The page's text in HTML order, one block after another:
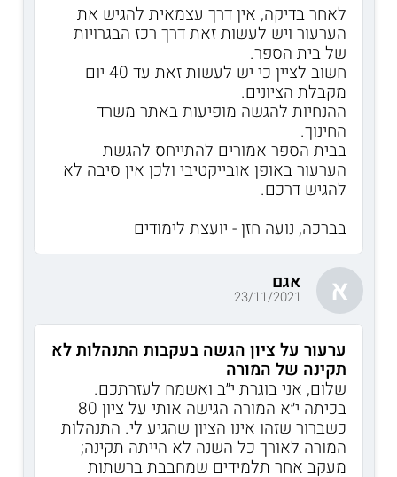
לאחר בדיקה, אין דרך עצמאית להגיש את
הערעור ויש לעשות זאת דרך רכז הבגרויות
של בית הספר.
חשוב לציין כי יש לעשות זאת עד 40 יום
מקבלת הציונים.
ההנחיות להגשה מופיעות באתר משרד
החינוך.
בבית הספר אמורים להתייחס להגשת
הערעור באופן אובייקטיבי ולכן אין סיבה לא
להגיש דרכם.
בברכה, נועה חזן - יועצת לימודים
א אגם
23/11/2021
ערעור על ציון הגשה בעקבות התנהלות לא
תקינה של המורה
שלום, אני בוגרת י״ב ואשמח לעזרתכם.
בכיתה י״א המורה הגישה אותי על ציון 80
כשברור שזהו אינו הציון שהגיע לי. התנהלות
המורה לאורך כל השנה לא הייתה תקינה;
מעקב אחר תלמידים שמחבבת ברשתות